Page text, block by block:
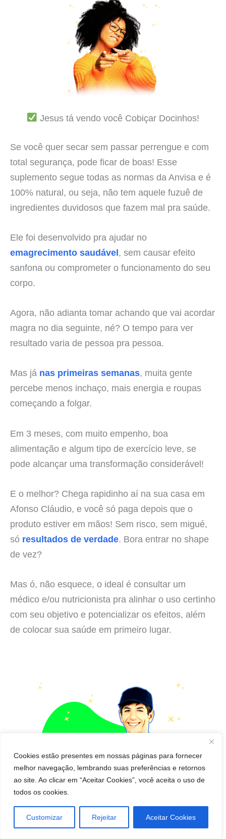
Cookies estão presentes em nossas páginas para fornecer
melhor navegação, lembrando suas preferências e retornos
ao site. Ao clicar em “Aceitar Cookies”, você aceita o uso de
todos os cookies.
Customizar Rejeitar Aceitar Cookies
Jesus tá vendo você Cobiçar Docinhos!
Se você quer secar sem passar perrengue e com
total segurança, pode ficar de boas! Esse
suplemento segue todas as normas da Anvisa e é
100% natural, ou seja, não tem aquele fuzuê de
ingredientes duvidosos que fazem mal pra saúde.
Ele foi desenvolvido pra ajudar no
emagrecimento saudável, sem causar efeito
sanfona ou comprometer o funcionamento do seu
corpo.
Agora, não adianta tomar achando que vai acordar
magra no dia seguinte, né? O tempo para ver
resultado varia de pessoa pra pessoa.
Mas já nas primeiras semanas, muita gente
percebe menos inchaço, mais energia e roupas
começando a folgar.
Em 3 meses, com muito empenho, boa
alimentação e algum tipo de exercício leve, se
pode alcançar uma transformação considerável!
E o melhor? Chega rapidinho aí na sua casa em
Afonso Cláudio, e você só paga depois que o
produto estiver em mãos! Sem risco, sem migué,
só resultados de verdade. Bora entrar no shape
de vez?
Mas ó, não esquece, o ideal é consultar um
médico e/ou nutricionista pra alinhar o uso certinho
com seu objetivo e potencializar os efeitos, além
de colocar sua saúde em primeiro lugar.